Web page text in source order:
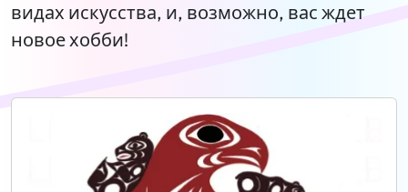
видах искусства, и, возможно, вас ждет
новое хобби!